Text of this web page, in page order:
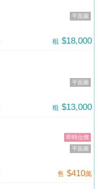
平面圖
租 $18,000
平面圖
租 $13,000
即時估價
平面圖
售 $410萬